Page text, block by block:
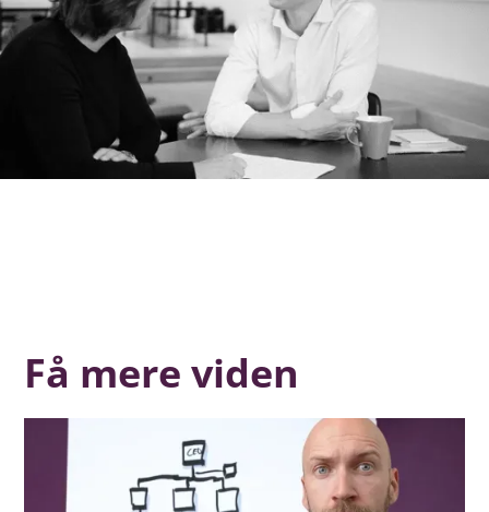
Få mere viden